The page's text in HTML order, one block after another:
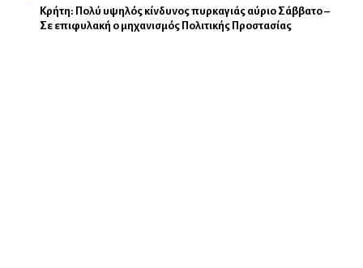
Κρήτη: Πολύ υψηλός κίνδυνος πυρκαγιάς αύριο Σάββατο –
Σε επιφυλακή ο μηχανισμός Πολιτικής Προστασίας